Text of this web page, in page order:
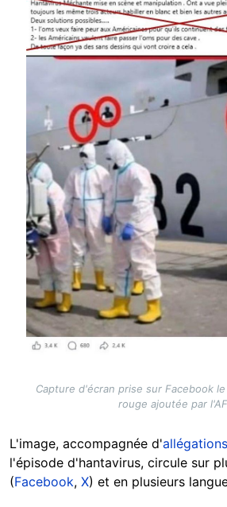
Capture d'écran prise sur Facebook
rouge ajoutée par
L'image, accompagnée d'allégations
l'épisode d'hantavirus, circule sur
(Facebook, X) et en plusieurs